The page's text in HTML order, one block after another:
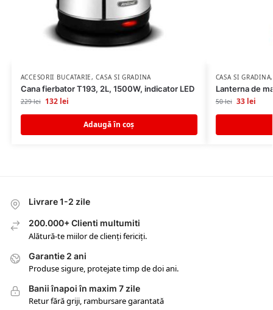
ACCESORII BUCATARIE,CASA SI GRADINA
Cana fierbator T193, 2L, 1500W, indicator LED
229lei 132 lei
Adaugă în coș
CASA SI GRADINA
Lanterna de
50lei 33 lei
Livrare 1-2 zile
200.000+ Clienti multumiti
Alătură-te miilor de clienți fericiți.
Garantie 2 ani
Produse sigure, protejate timp de doi ani.
Banii înapoi în maxim 7 zile
Retur fără griji, rambursare garantată